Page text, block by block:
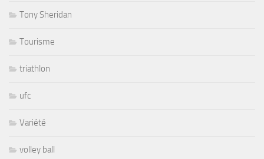
Tony Sheridan
Tourisme
triathlon
ufc
Variété
volley ball